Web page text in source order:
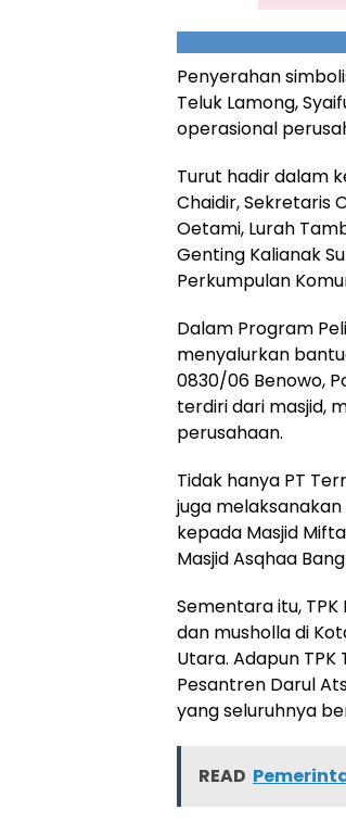
Penyerahan
Teluk Lamong,
operasional
Turut hadir dalam
Chaidir, Sekretaris
Oetami, Lurah
Genting Kalianak
Perkumpulan
Dalam Program
menyalurkan
0830/06 Benowo,
terdiri dari masjid,
perusahaan.
Tidak hanya PT
juga
kepada Masjid
Masjid Asqhaa
Sementara itu,
dan musholla di
Utara. Adapun
Pesantren Darul
yang seluruhnya
READ